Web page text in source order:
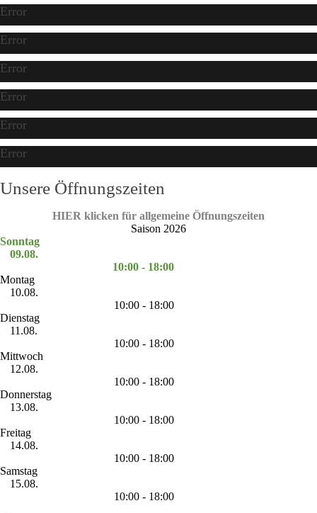
Error
Error
Error
Error
Error
Error
Unsere Öffnungszeiten
HIER klicken für allgemeine Öffnungszeiten
Saison 2026
Sonntag
09.08.
10:00 - 18:00
Montag
10.08.
10:00 - 18:00
Dienstag
11.08.
10:00 - 18:00
Mittwoch
12.08.
10:00 - 18:00
Donnerstag
13.08.
10:00 - 18:00
Freitag
14.08.
10:00 - 18:00
Samstag
15.08.
10:00 - 18:00